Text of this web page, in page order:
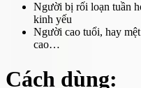
Người bị rối loạn tuần
kinh yếu
Người cao tuổi, hay
cao…
Cách dùng: